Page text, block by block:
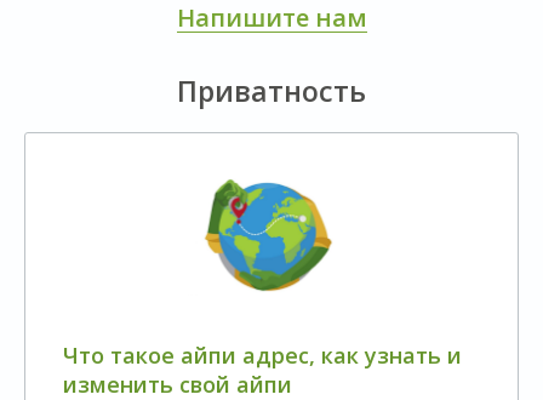
Напишите нам
Приватность
Что такое айпи адрес, как узнать и
изменить свой айпи